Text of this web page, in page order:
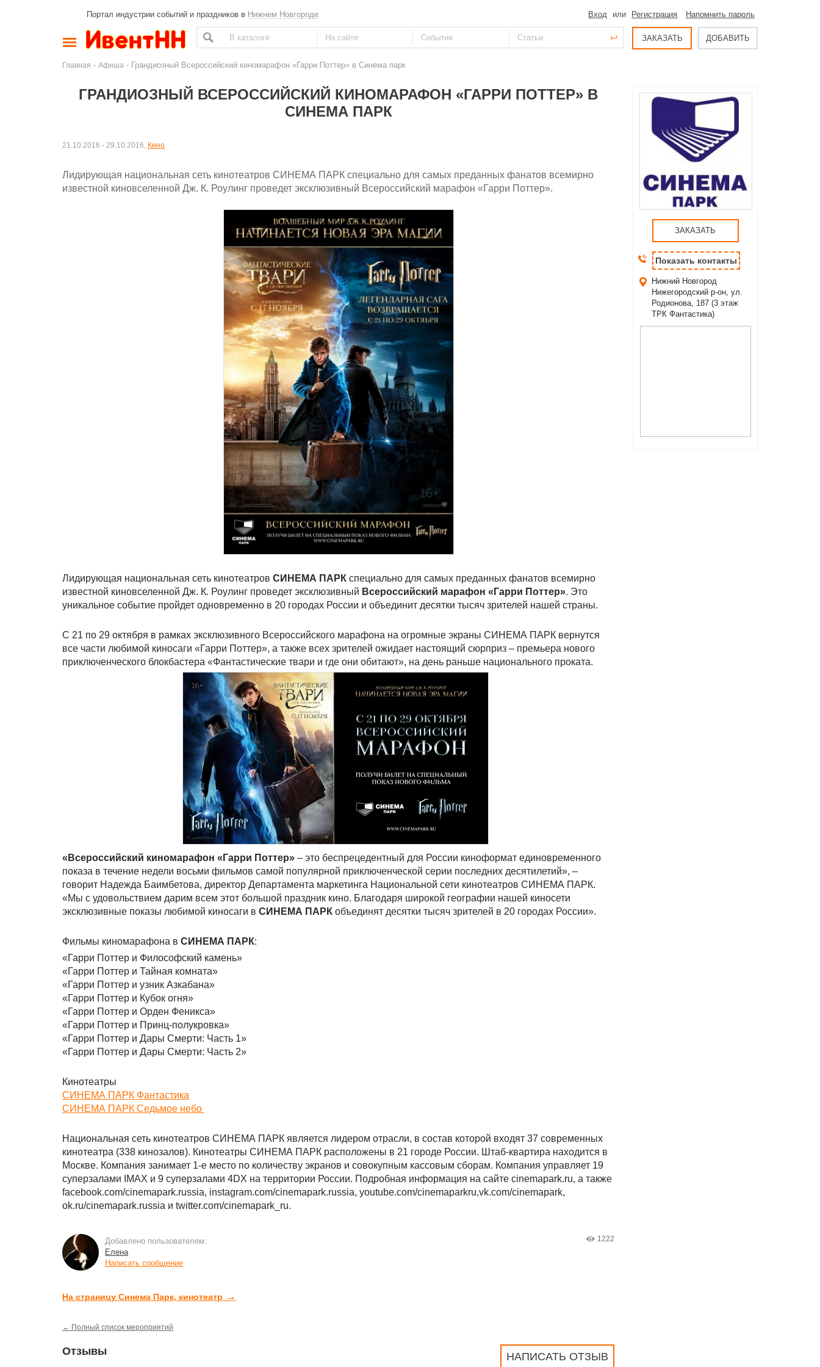
Портал индустрии событий и праздников в Нижнем Новгороде Вход или Регистрация Напомнить пароль
ЗАКАЗАТЬ ДОБАВИТЬ
Главная - Афиша - Грандиозный Всероссийский киномарафон «Гарри Поттер» в Синема парк
ГРАНДИОЗНЫЙ ВСЕРОССИЙСКИЙ КИНОМАРАФОН «ГАРРИ ПОТТЕР» В
СИНЕМА ПАРК
21.10.2016 - 29.10.2016, Кино
Лидирующая национальная сеть кинотеатров СИНЕМА ПАРК специально для самых преданных фанатов всемирно
известной киновселенной Дж. К. Роулинг проведет эксклюзивный Всероссийский марафон «Гарри Поттер».
Лидирующая национальная сеть кинотеатров СИНЕМА ПАРК специально для самых преданных фанатов всемирно
известной киновселенной Дж. К. Роулинг проведет эксклюзивный Всероссийский марафон «Гарри Поттер». Это
уникальное событие пройдет одновременно в 20 городах России и объединит десятки тысяч зрителей нашей страны.
С 21 по 29 октября в рамках эксклюзивного Всероссийского марафона на огромные экраны СИНЕМА ПАРК вернутся
все части любимой киносаги «Гарри Поттер», а также всех зрителей ожидает настоящий сюрприз – премьера нового
приключенческого блокбастера «Фантастические твари и где они обитают», на день раньше национального проката.
«Всероссийский киномарафон «Гарри Поттер» – это беспрецедентный для России киноформат единовременного
показа в течение недели восьми фильмов самой популярной приключенческой серии последних десятилетий», –
говорит Надежда Баимбетова, директор Департамента маркетинга Национальной сети кинотеатров СИНЕМА ПАРК.
«Мы с удовольствием дарим всем этот большой праздник кино. Благодаря широкой географии нашей киносети
эксклюзивные показы любимой киносаги в СИНЕМА ПАРК объединят десятки тысяч зрителей в 20 городах России».
Фильмы киномарафона в СИНЕМА ПАРК:
«Гарри Поттер и Философский камень»
«Гарри Поттер и Тайная комната»
«Гарри Поттер и узник Азкабана»
«Гарри Поттер и Кубок огня»
«Гарри Поттер и Орден Феникса»
«Гарри Поттер и Принц-полукровка»
«Гарри Поттер и Дары Смерти: Часть 1»
«Гарри Поттер и Дары Смерти: Часть 2»
Кинотеатры
СИНЕМА ПАРК Фантастика
СИНЕМА ПАРК Седьмое небо
Национальная сеть кинотеатров СИНЕМА ПАРК является лидером отрасли, в состав которой входят 37 современных
кинотеатра (338 кинозалов). Кинотеатры СИНЕМА ПАРК расположены в 21 городе России. Штаб-квартира находится в
Москве. Компания занимает 1-е место по количеству экранов и совокупным кассовым сборам. Компания управляет 19
суперзалами IMAX и 9 суперзалами 4DX на территории России. Подробная информация на сайте cinemapark.ru, а также
facebook.com/cinemapark.russia, instagram.com/cinemapark.russia, youtube.com/cinemaparkru,vk.com/cinemapark,
ok.ru/cinemapark.russia и twitter.com/cinemapark_ru.
1222
Добавлено пользователем:
Елена
Написать сообщение
На страницу Синема Парк, кинотеатр →
← Полный список мероприятий
НАПИСАТЬ ОТЗЫВ
Отзывы
ЗАКАЗАТЬ
Показать контакты
Нижний Новгород
Нижегородский р-он, ул.
Родионова, 187 (3 этаж
ТРК Фантастика)